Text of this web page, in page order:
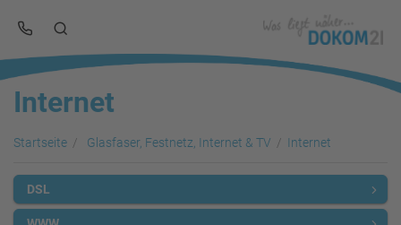
Internet
Startseite Glasfaser, Festnetz, Internet & TV Internet
DSL